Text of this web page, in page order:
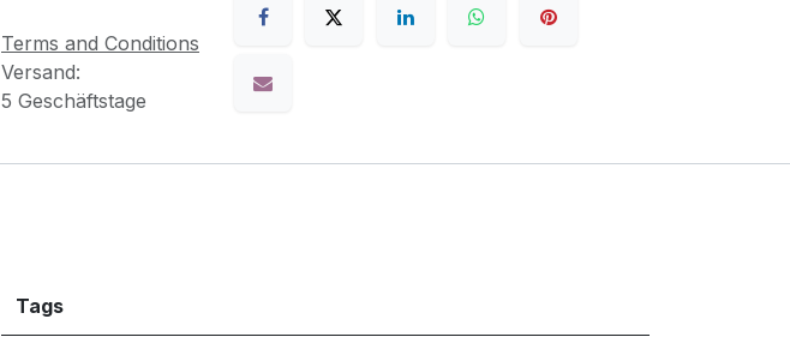
Terms and Conditions
Versand:
5 Geschäftstage
Tags